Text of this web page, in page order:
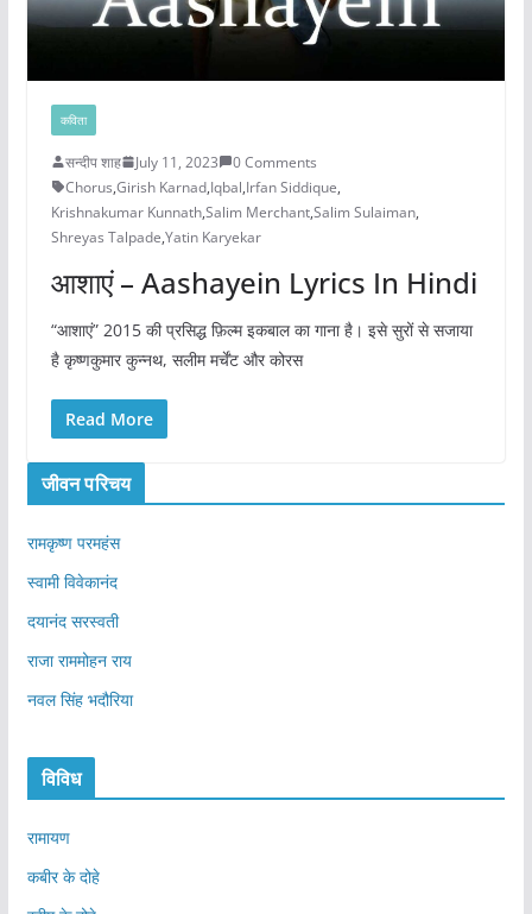
कविता
सन्दीप शाह July 11, 2023
0 Comments
Chorus,Girish Karnad,Iqbal,Irfan Siddique,
Krishnakumar Kunnath,Salim Merchant,Salim Sulaiman,
Shreyas Talpade,Yatin Karyekar
आशाएं – Aashayein Lyrics In Hindi
“आशाएं” 2015 की प्रसिद्ध फ़िल्म इकबाल का गाना है। इसे सुरों से सजाया
है कृष्णकुमार कुन्नथ, सलीम मर्चेंट और कोरस
Read More
जीवन परिचय
रामकृष्ण परमहंस
स्वामी विवेकानंद
दयानंद सरस्वती
राजा राममोहन राय
नवल सिंह भदौरिया
विविध
रामायण
कबीर के दोहे